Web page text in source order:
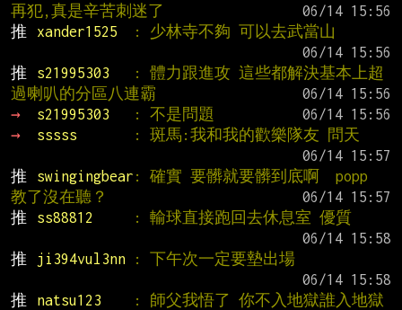
再犯,真是辛苦刺迷了
推
xander1525
: 少林寺不夠 可以去武當山
推
s21995303
: 體力跟進攻 這些都解決基本上超
過喇叭的分區八連霸
→
s21995303 : 不是問題
→
sssss
: 斑馬:我和我的歡樂隊友 問天
推
swingingbear : 確實 要髒就要髒到底啊  popp
教了沒在聽？
推
ss88812
: 輸球直接跑回去休息室 優質
推
ji394vul3nn
: 下午次一定要墊出場
推
natsu123
: 師父我悟了 你不入地獄誰入地獄